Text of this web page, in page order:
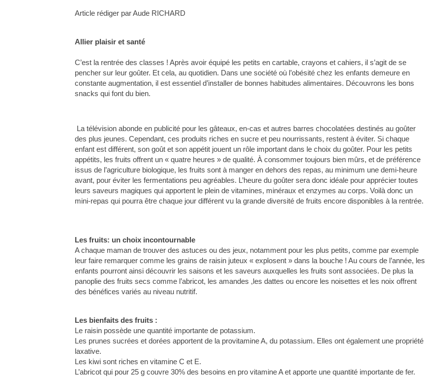
Article rédiger par Aude RICHARD
Allier plaisir et santé
C’est la rentrée des classes ! Après avoir équipé les petits en cartable, crayons et cahiers, il s’agit de se
pencher sur leur goûter. Et cela, au quotidien. Dans une société où l’obésité chez les enfants demeure en
constante augmentation, il est essentiel d’installer de bonnes habitudes alimentaires. Découvrons les bons
snacks qui font du bien.
La télévision abonde en publicité pour les gâteaux, en-cas et autres barres chocolatées destinés au goûter
des plus jeunes. Cependant, ces produits riches en sucre et peu nourrissants, restent à éviter. Si chaque
enfant est différent, son goût et son appétit jouent un rôle important dans le choix du goûter. Pour les petits
appétits, les fruits offrent un « quatre heures » de qualité. À consommer toujours bien mûrs, et de préférence
issus de l’agriculture biologique, les fruits sont à manger en dehors des repas, au minimum une demi-heure
avant, pour éviter les fermentations peu agréables. L’heure du goûter sera donc idéale pour apprécier toutes
leurs saveurs magiques qui apportent le plein de vitamines, minéraux et enzymes au corps. Voilà donc un
mini-repas qui pourra être chaque jour différent vu la grande diversité de fruits encore disponibles à la rentrée.
Les fruits: un choix incontournable
A chaque maman de trouver des astuces ou des jeux, notamment pour les plus petits, comme par exemple
leur faire remarquer comme les grains de raisin juteux « explosent » dans la bouche ! Au cours de l’année, les
enfants pourront ainsi découvrir les saisons et les saveurs auxquelles les fruits sont associées. De plus la
panoplie des fruits secs comme l’abricot, les amandes ,les dattes ou encore les noisettes et les noix offrent
des bénéfices variés au niveau nutritif.
Les bienfaits des fruits :
Le raisin possède une quantité importante de potassium.
Les prunes sucrées et dorées apportent de la provitamine A, du potassium. Elles ont également une propriété
laxative.
Les kiwi sont riches en vitamine C et E.
L’abricot qui pour 25 g couvre 30% des besoins en pro vitamine A et apporte une quantité importante de fer.